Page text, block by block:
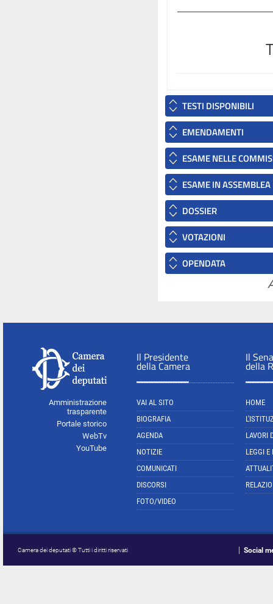
TESTI DISPONIBILI
EMENDAMENTI
ESAME NELLE
ESAME IN ASSEMBLEA
DOSSIER
VOTAZIONI
OPENDATA
Amministrazione
trasparente
Portale storico
WebTv
YouTube
Il Presidente
della Camera
VAI AL SITO
BIOGRAFIA
AGENDA
NOTIZIE
COMUNICATI
DISCORSI
FOTO/VIDEO
Il
della
HOME
LAVORI
LEGGI E
Camera dei deputati © Tutti i diritti riservati Social